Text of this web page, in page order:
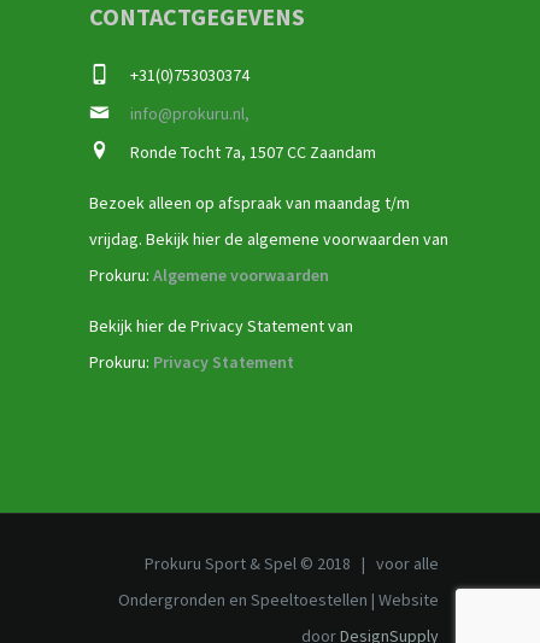
CONTACTGEGEVENS
+31(0)753030374
info@prokuru.nl,
Ronde Tocht 7a, 1507 CC Zaandam
Bezoek alleen op afspraak van maandag t/m
vrijdag. Bekijk hier de algemene voorwaarden van
Prokuru: Algemene voorwaarden
Bekijk hier de Privacy Statement van
Prokuru: Privacy Statement
Prokuru Sport & Spel © 2018 | voor alle
Ondergronden en Speeltoestellen | Website
doorDesignSupply